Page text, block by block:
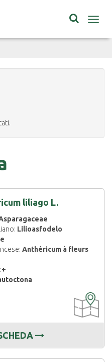
liliago L.
Lilioasfodelo
Anthéricum à fleurs
:+
DISPONIBILE